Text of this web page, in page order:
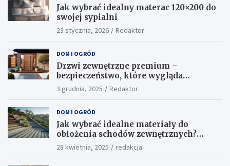
Jak wybrać idealny materac 120×200 do
swojej sypialni
23 stycznia, 2026 Redaktor
DOM I OGRÓD
Drzwi zewnętrzne premium –
bezpieczeństwo, które wygląda
ekskluzywnie
3 grudnia, 2025 Redaktor
DOM I OGRÓD
Jak wybrać idealne materiały do
obłożenia schodów zewnętrznych?
Praktyczne porady i inspiracje
28 kwietnia, 2025 redakcja